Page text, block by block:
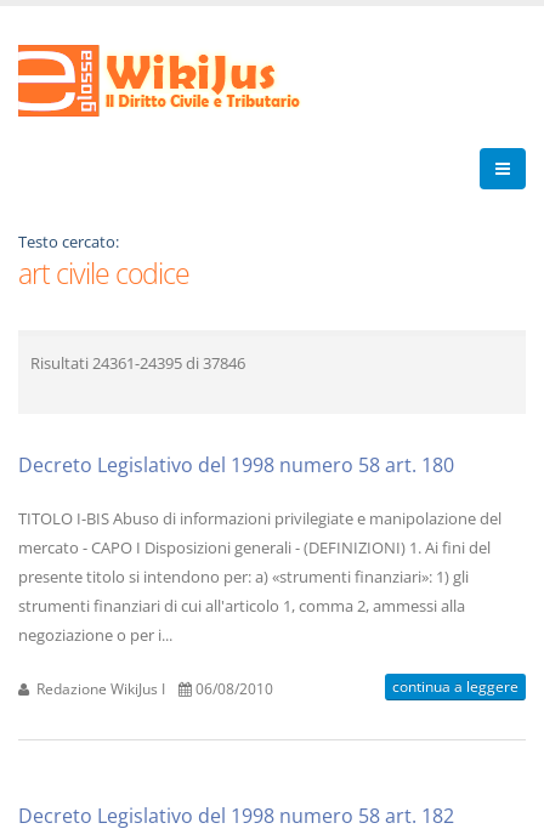
Testo cercato:
art civile codice
Risultati 24361-24395di 37846
Decreto Legislativo del 1998 numero 58 art. 180
TITOLO I-BIS Abuso di informazioni privilegiate e manipolazione del
mercato - CAPO I Disposizioni generali - (DEFINIZIONI) 1. Ai fini del
presente titolo si intendono per: a) «strumenti finanziari»: 1) gli
strumenti finanziari di cui all'articolo 1, comma 2, ammessi alla
negoziazione o per i...
Redazione WikiJus I 06/08/2010 continua a leggere
Decreto Legislativo del 1998 numero 58 art. 182